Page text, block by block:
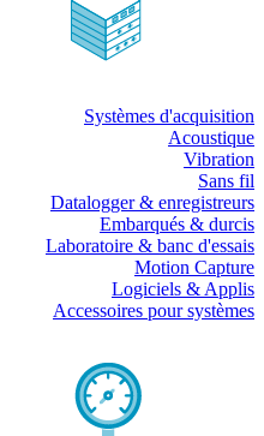
Systèmes d'acquisition
Acoustique
Vibration
Sans fil
Datalogger & enregistreurs
Embarqués & durcis
Laboratoire & banc d'essais
Motion Capture
Logiciels & Applis
Accessoires pour systèmes